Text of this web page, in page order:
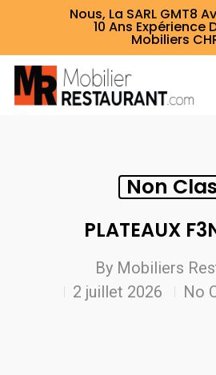
Nous, La SARL GMT8
10 Ans Expérience
Mobiliers
Non
PLATEAUX
By Mobiliers
2 juillet 2026
No